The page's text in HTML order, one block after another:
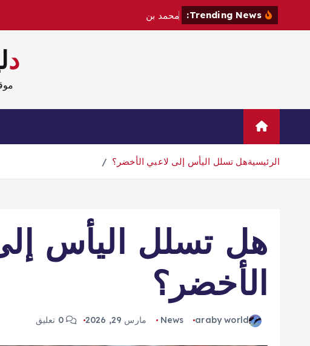
محمد بن
الرئيسيةهل تسلل اليأس إلى لاعبي الأخضر؟
هل تسلل اليأس
الأخضر؟
araby world
News مارس 29, 2026 0 تعليق